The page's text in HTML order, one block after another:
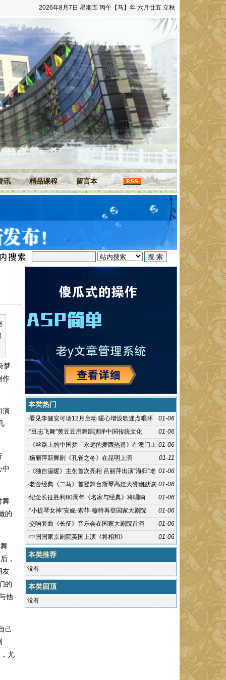
2026年8月7日 星期五 丙午【马】年 六月廿五 立秋
讯 精品课程 留言本
梦
作
演
中
舞
的
，
友
的
他
己
尤
本类热门
01-06
·看见李健安可场12月启动 暖心增设歌迷点唱环
节
01-06
·“豆志飞舞”黄豆豆用舞蹈演绎中国传统文化
01-06
· 《丝路上的中国梦—永远的麦西热甫》在澳门上
演
01-11
·杨丽萍新舞剧《孔雀之冬》在昆明上演
01-06
· 《独自温暖》主创首次亮相 吕丽萍出演“海归”老
妇
01-06
·老舍经典《二马》首登舞台斯琴高娃大赞幽默诙
谐
01-06
·纪念长征胜利80周年《名家与经典》将唱响
01-06
·“小提琴女神”安妮-索菲·穆特再登国家大剧院
01-06
·交响套曲《长征》音乐会在国家大剧院首演
01-06
·中国国家京剧院英国上演《将相和》
本类推荐
没有
本类固顶
没有